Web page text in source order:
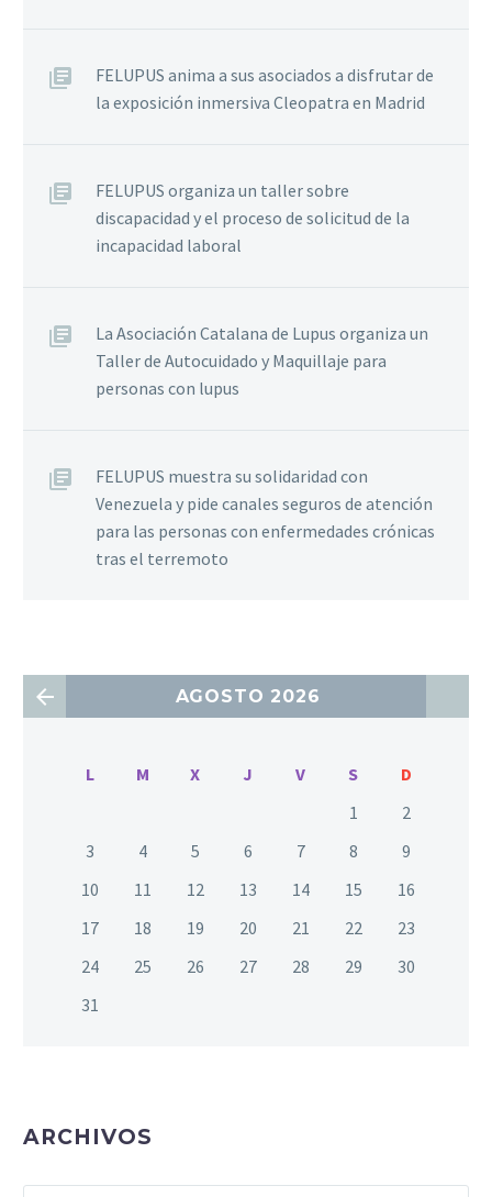
FELUPUS anima a sus asociados a disfrutar de
la exposición inmersiva Cleopatra en Madrid
FELUPUS organiza un taller sobre
discapacidad y el proceso de solicitud de la
incapacidad laboral
La Asociación Catalana de Lupus organiza un
Taller de Autocuidado y Maquillaje para
personas con lupus
FELUPUS muestra su solidaridad con
Venezuela y pide canales seguros de atención
para las personas con enfermedades crónicas
tras el terremoto
AGOSTO 2026
L M X J V S
D
1
2
3
4 5 6 7 8
9
10
11 12 13 14 15
16
17
18 19 20 21 22
23
24
25 26 27 28 29
30
31
ARCHIVOS